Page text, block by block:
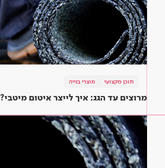
תוכן מקצועי מוצרי בנייה
מרוצים עד הגג: איך לייצר איטום מיטבי?